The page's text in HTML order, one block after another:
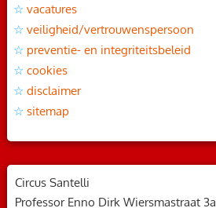
vacatures
veiligheid/vertrouwenspersoon
preventie- en integriteitsbeleid
cookies
disclaimer
sitemap
Circus Santelli
Professor Enno Dirk Wiersmastraat 3a